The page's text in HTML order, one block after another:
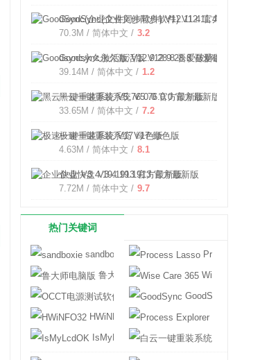
GoodSync(企业文件同步软件) V12.11.4 官方版
70.3M / 简体中文 / 3.2
Goodsync永久激活版 V12.9.28.8 吾爱破解版
39.14M / 简体中文 / 1.2
黑云一键重装系统 V5.76.0.0 官方最新版
33.65M / 简体中文 / 7.2
极速一键重装系统 V17 绿色版
4.63M / 简体中文 / 8.1
企业快盘 V3.4.19.1913 官方最新版
7.72M / 简体中文 / 9.7
热门关键词
sandboxie
Process Lasso
鲁大师电脑版
Wise Care 365
OCCT电源测试软件GoodSync
HWiNFO32
IsMyLcdOK